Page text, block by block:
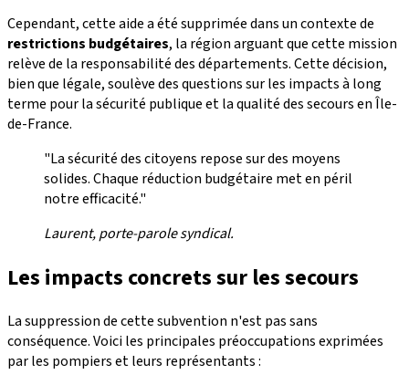
Cependant, cette aide a été supprimée dans un contexte de
restrictions budgétaires, la région arguant que cette mission
relève de la responsabilité des départements. Cette décision,
bien que légale, soulève des questions sur les impacts à long
terme pour la sécurité publique et la qualité des secours en Île-
de-France.
"La sécurité des citoyens repose sur des moyens
solides. Chaque réduction budgétaire met en péril
notre efficacité."
Laurent, porte-parole syndical.
Les impacts concrets sur les secours
La suppression de cette subvention n'est pas sans
conséquence. Voici les principales préoccupations exprimées
par les pompiers et leurs représentants :